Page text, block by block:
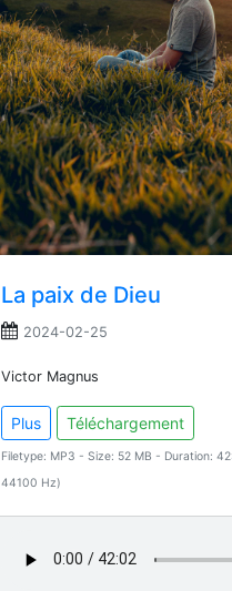
La paix de Dieu
2024-02-25
Victor Magnus
Plus Téléchargement
Filetype: MP3 - Size: 52 MB - Duration:
44100 Hz)